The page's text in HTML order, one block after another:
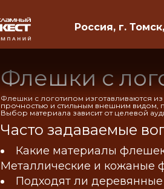
Россия, г.
Флешки с
Флешки с логотипом изготавливаются
прочностью и стильным внешним
Выбор материала зависит от целевой
Часто задаваемые
Какие материалы
Металлические и кожаные
Подходят ли